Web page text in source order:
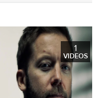
1
VIDEOS